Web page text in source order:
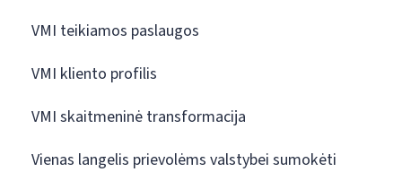
VMI teikiamos paslaugos
VMI kliento profilis
VMI skaitmeninė transformacija
Vienas langelis prievolėms valstybei sumokėti